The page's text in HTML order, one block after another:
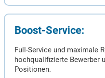
Boost-Service:
Full-Service und maximale
hochqualifizierte Bewerber
Positionen.